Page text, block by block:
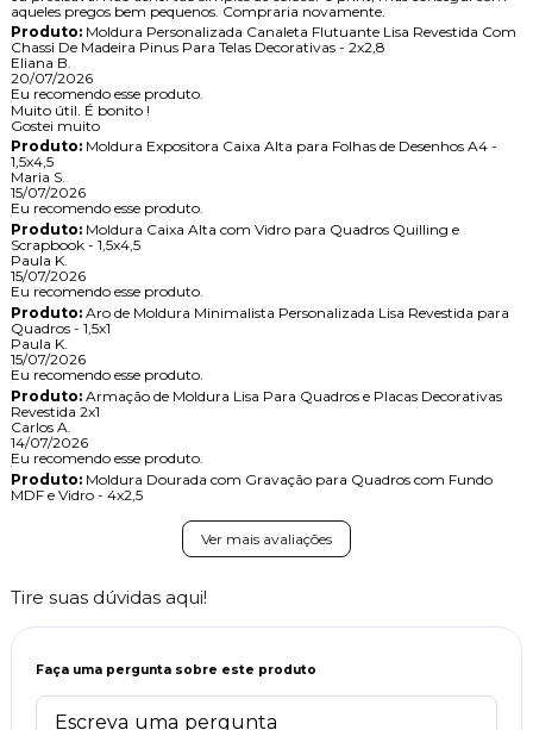
aqueles pregos bem pequenos. Compraria novamente.
Produto:Moldura Personalizada Canaleta Flutuante Lisa Revestida Com
Chassi De Madeira Pinus Para Telas Decorativas - 2x2,8
Eliana B.
20/07/2026
Eu recomendo esse produto.
Muito útil. É bonito !
Gostei muito
Produto:Moldura Expositora Caixa Alta para Folhas de Desenhos A4 -
1,5x4,5
Maria S.
15/07/2026
Eu recomendo esse produto.
Produto:Moldura Caixa Alta com Vidro para Quadros Quilling e
Scrapbook - 1,5x4,5
Paula K.
15/07/2026
Eu recomendo esse produto.
Produto:Aro de Moldura Minimalista Personalizada Lisa Revestida para
Quadros - 1,5x1
Paula K.
15/07/2026
Eu recomendo esse produto.
Produto:Armação de Moldura Lisa Para Quadros e Placas Decorativas
Revestida 2x1
Carlos A.
14/07/2026
Eu recomendo esse produto.
Produto:Moldura Dourada com Gravação para Quadros com Fundo
MDF e Vidro - 4x2,5
Ver mais avaliações
Tire suas dúvidas aqui!
Faça uma pergunta sobre este produto